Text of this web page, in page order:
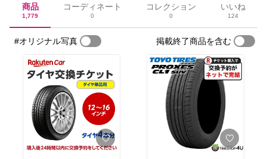
商品
1,779
コーディネート
0
コレクション
0
いいね
124
#オリジナル写真 掲載終了商品を含む